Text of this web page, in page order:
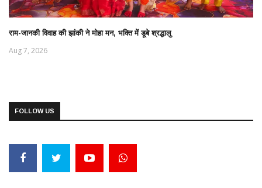
राम-जानकी विवाह की झांकी ने मोहा मन, भक्ति में डूबे श्रद्धालु
Aug 7, 2026
FOLLOW US